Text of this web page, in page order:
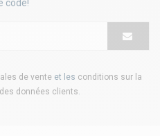
code!
de vente et les conditions sur la
données clients